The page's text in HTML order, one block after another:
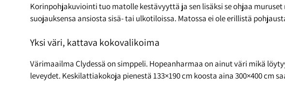
Korinpohjakuviointi tuo matolle kestävyyttä ja sen lisäksi se ohjaa
suojauksensa ansiosta sisä- tai ulkotiloissa. Matossa ei ole erillistä
Yksi väri, kattava kokovalikoima
Värimaailma Clydessä on simppeli. Hopeanharmaa on ainut väri mikä
leveydet. Keskilattiakokoja pienestä 133×190 cm koosta aina 300×400 cm